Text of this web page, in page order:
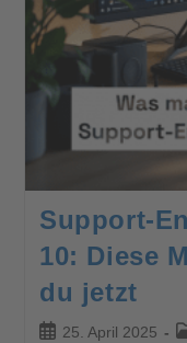
Support-
10: Diese
du jetzt
25. April 2025